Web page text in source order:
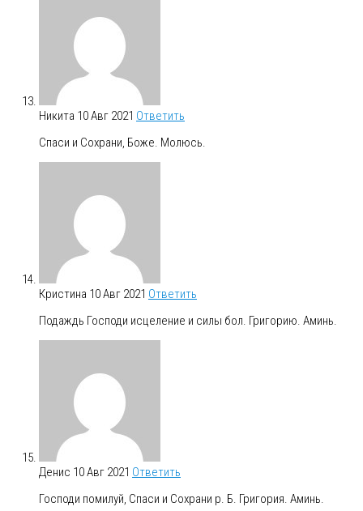
Никита 10 Авг 2021 Ответить
Спаси и Сохрани, Боже. Молюсь.
Кристина 10 Авг 2021 Ответить
Подаждь Господи исцеление и силы бол. Григорию. Аминь.
Денис 10 Авг 2021 Ответить
Господи помилуй, Спаси и Сохрани р. Б. Григория. Аминь.